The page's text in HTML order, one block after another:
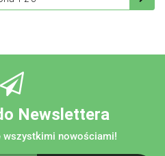
Newslettera
wszystkimi nowościami!